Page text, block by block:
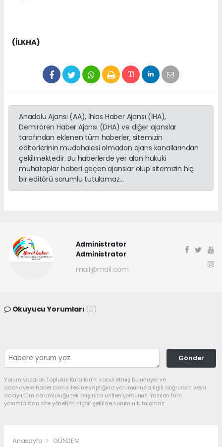
(İLKHA)
Anadolu Ajansı (AA), İhlas Haber Ajansı (İHA),
Demirören Haber Ajansı (DHA) ve diğer ajanslar
tarafından eklenen tüm haberler, sitemizin
editörlerinin müdahalesi olmadan ajans kanallarından
çekilmektedir. Bu haberlerde yer alan hukuki
muhataplar haberi geçen ajanslar olup sitemizin hiç
bir editörü sorumlu tutulamaz...
Administrator
Administrator
mail@mail.com
Okuyucu Yorumları (0)
Gönder
Yorum yazarak Topluluk Kuralları’nı kabul etmiş bulunuyor ve
adanayerelhaber.com sitesine yaptığınız yorumunuzla ilgili doğrudan veya
dolaylı tüm sorumluluğu tek başınıza üstleniyorsunuz. Yazılan tüm
yorumlardan site yönetimi hiçbir şekilde sorumlu tutulamaz.
Anasayfa GÜNDEM